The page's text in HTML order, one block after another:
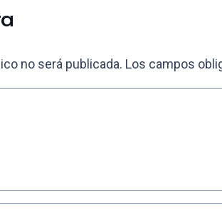
no será publicada. Los campos